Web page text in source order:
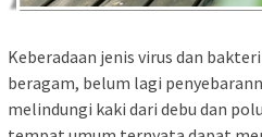
Keberadaan jenis virus dan
beragam, belum lagi
melindungi kaki dari debu dan